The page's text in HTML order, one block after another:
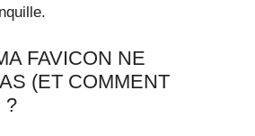
FAVICON NE
(ET COMMENT
?